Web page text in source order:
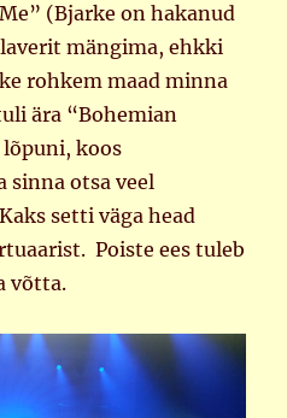
(Bjarke on hakanud
mängima, ehkki
rohkem maad minna
ära “Bohemian
lõpuni, koos
sinna otsa veel
setti väga head
Poiste ees tuleb
võtta.